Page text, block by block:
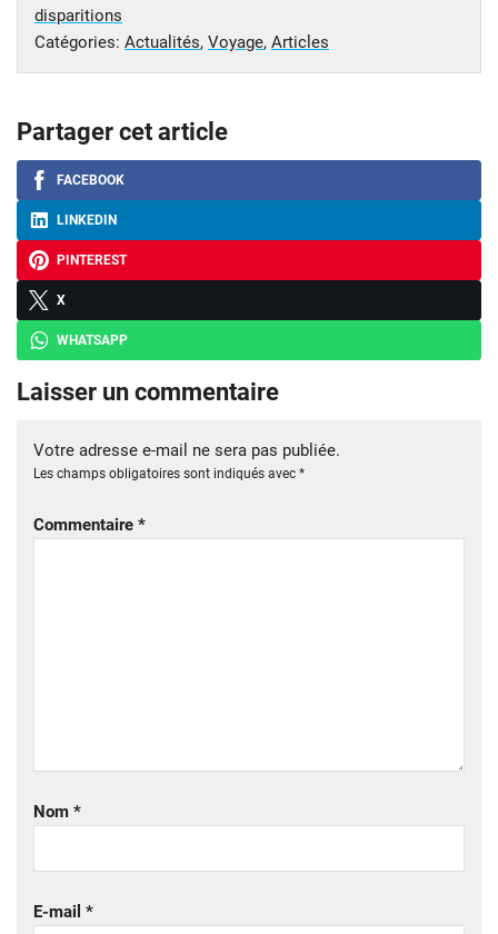
disparitions
Catégories: Actualités, Voyage, Articles
Partager cet article
FACEBOOK
LINKEDIN
PINTEREST
X
WHATSAPP
Laisser un commentaire
Votre adresse e-mail ne sera pas publiée.
Les champs obligatoires sont indiqués avec *
Commentaire *
Nom *
E-mail *